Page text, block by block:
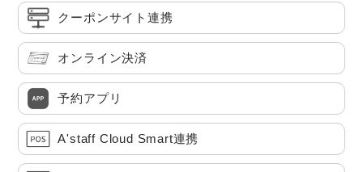
クーポンサイト連携
オンライン決済
予約アプリ
A'staff Cloud Smart連携